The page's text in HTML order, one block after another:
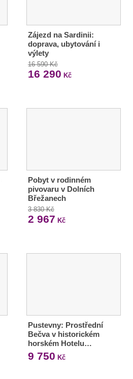
Zájezd na Sardinii:
doprava, ubytování i
výlety
16 590 Kč
16 290 Kč
Pobyt v rodinném
pivovaru v Dolních
Břežanech
3 830 Kč
2 967 Kč
Pustevny: Prostřední
Bečva v historickém
horském Hotelu…
9 750 Kč